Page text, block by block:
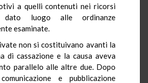
a quelli contenuti nei ricorsi
dato luogo alle ordinanze
esaminate.
non si costituivano avanti la
di cassazione e la causa aveva
parallelo alle altre due. Dopo
e pubblicazione